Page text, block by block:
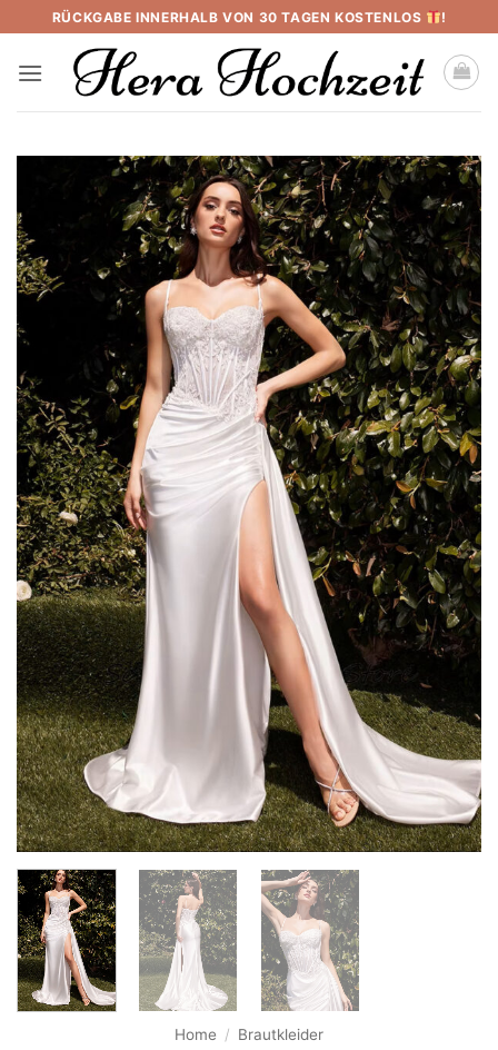
to
content
RÜCKGABE INNERHALB VON 30 TAGEN KOSTENLOS !
Home / Brautkleider